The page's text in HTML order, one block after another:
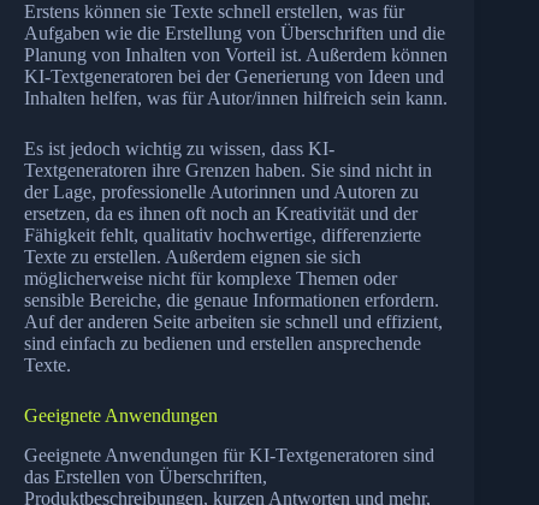
Erstens können sie Texte schnell erstellen, was für
Aufgaben wie die Erstellung von Überschriften und die
Planung von Inhalten von Vorteil ist. Außerdem können
KI-Textgeneratoren bei der Generierung von Ideen und
Inhalten helfen, was für Autor/innen hilfreich sein kann.
Es ist jedoch wichtig zu wissen, dass KI-
Textgeneratoren ihre Grenzen haben. Sie sind nicht in
der Lage, professionelle Autorinnen und Autoren zu
ersetzen, da es ihnen oft noch an Kreativität und der
Fähigkeit fehlt, qualitativ hochwertige, differenzierte
Texte zu erstellen. Außerdem eignen sie sich
möglicherweise nicht für komplexe Themen oder
sensible Bereiche, die genaue Informationen erfordern.
Auf der anderen Seite arbeiten sie schnell und effizient,
sind einfach zu bedienen und erstellen ansprechende
Texte.
Geeignete Anwendungen
Geeignete Anwendungen für KI-Textgeneratoren sind
das Erstellen von Überschriften,
Produktbeschreibungen, kurzen Antworten und mehr,